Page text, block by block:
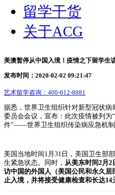
留学干货
关于ACG
美澳暂停从中国入境！疫情之下留学生
发布时间：2020-02-02 09:21:47
艺术留学咨询： 400-612-8881
据悉，世界卫生组织针对新型冠状病
委员会会议，宣布：此次疫情被列为
件”——世界卫生组织传染病应急机制
美国当地时间1月31日，美国卫生部
生紧急状态。同时， 从美东时间2月2
访中国的外国人（美国公民和永久
止入境，并将接受健康检查和长达14